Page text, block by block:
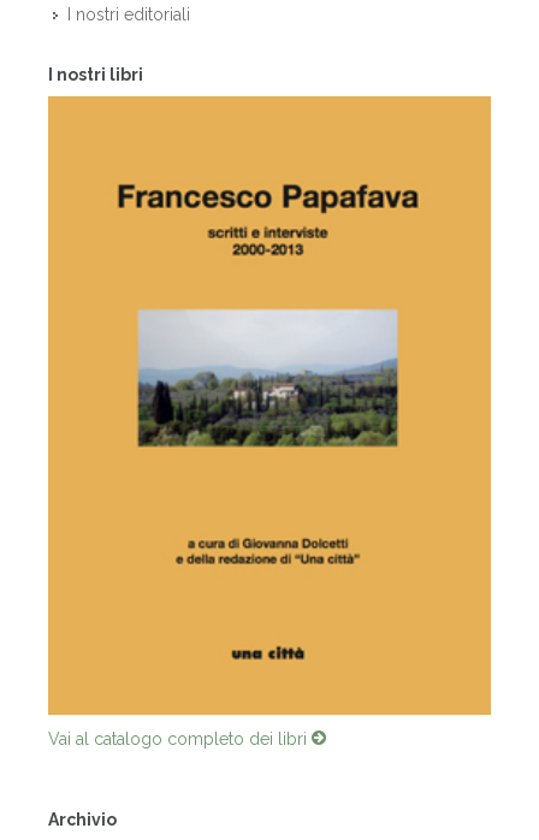
I nostri editoriali
I nostri libri
Vai al catalogo completo dei libri
Archivio